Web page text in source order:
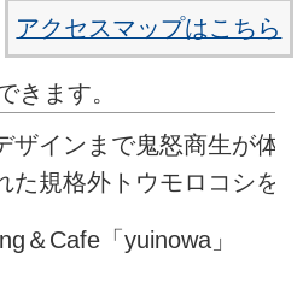
アクセスマップはこちら
きます。
ザインまで鬼怒商生が体
た規格外トウモロコシを
＆Cafe「yuinowa」